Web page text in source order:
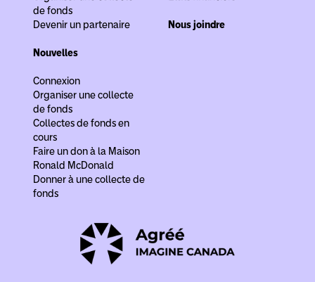
de fonds
Devenir un partenaire
Nous joindre
Nouvelles
Connexion
Organiser une collecte
de fonds
Collectes de fonds en
cours
Faire un don à la Maison
Ronald McDonald
Donner à une collecte de
fonds